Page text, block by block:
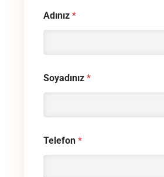
Adınız *
Soyadınız *
Telefon *